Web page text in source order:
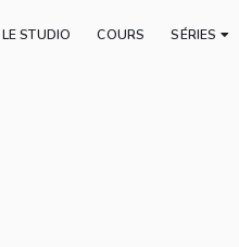
LE STUDIO COURS SÉRIES